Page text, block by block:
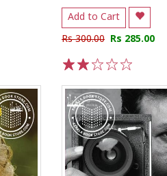
Add to Cart
Rs 300.00 Rs 285.00